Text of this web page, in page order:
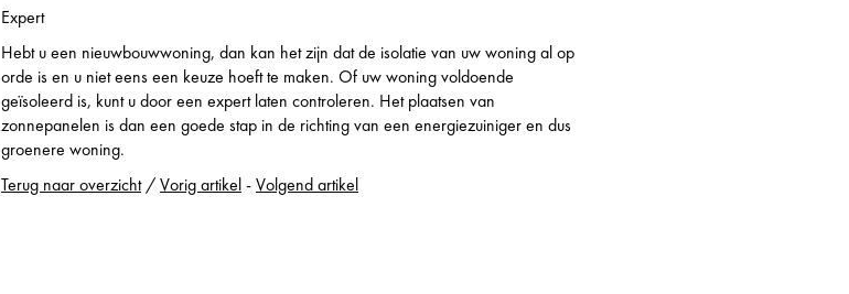
Expert
Hebt u een nieuwbouwwoning, dan kan het zijn dat de isolatie van uw woning al op
orde is en u niet eens een keuze hoeft te maken. Of uw woning voldoende
geïsoleerd is, kunt u door een expert laten controleren. Het plaatsen van
zonnepanelen is dan een goede stap in de richting van een energiezuiniger en dus
groenere woning.
Terug naar overzicht/Vorig artikel-Volgend artikel